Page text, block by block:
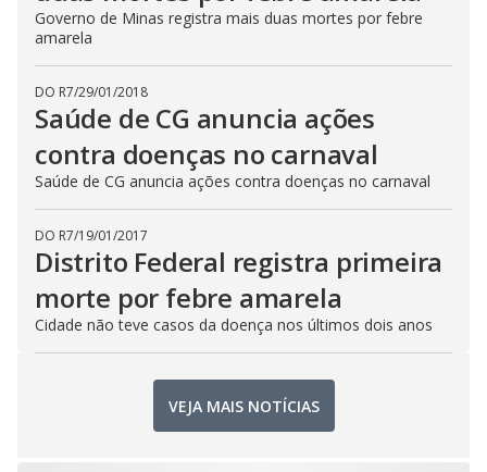
Governo de Minas registra mais duas mortes por febre
amarela
DO R7/29/01/2018
Saúde de CG anuncia ações
contra doenças no carnaval
Saúde de CG anuncia ações contra doenças no carnaval
DO R7/19/01/2017
Distrito Federal registra primeira
morte por febre amarela
Cidade não teve casos da doença nos últimos dois anos
VEJA MAIS NOTÍCIAS